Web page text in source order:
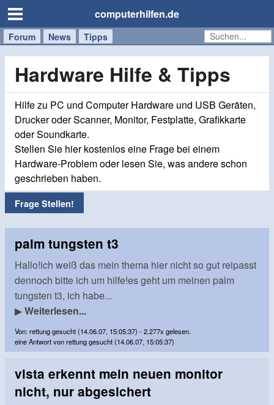
computerhilfen.de
Forum News Tipps
Handy
Windows
Mac
Hardware Hilfe & Tipps
Hilfe zu PC und Computer Hardware und USB Geräten,
Drucker oder Scanner, Monitor, Festplatte, Grafikkarte
oder Soundkarte.
Stellen Sie hier kostenlos eine Frage bei einem
Hardware-Problem oder lesen Sie, was andere schon
geschrieben haben.
Frage Stellen!
palm tungsten t3
Hallo!ich weiß das mein thema hier nicht so gut reipasst
dennoch bitte ich um hilfe!es geht um meinen palm
tungsten t3, ich habe...
▶Weiterlesen...
Von: rettung gesucht (14.06.07, 15:05:37) - 2.277x gelesen.
eine Antwort von rettung gesucht (14.06.07, 15:05:37)
vista erkennt mein neuen monitor
nicht, nur abgesichert